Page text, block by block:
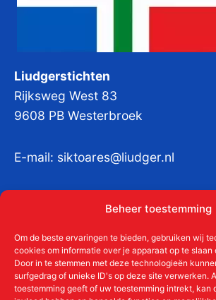
Beheer toestemming
Om de beste ervaringen te bieden, gebruiken wij
cookies om informatie over je apparaat op te slaan
Door in te stemmen met deze technologieën
surfgedrag of unieke ID's op deze site verwerken.
toestemming geeft of uw toestemming intrekt, kan
Liudgerstichten
Rijksweg West 83
9608 PB Westerbroek
E-mail: siktoares@liudger.nl
KvKnr:41011712
Meer over de Liudgerstichten